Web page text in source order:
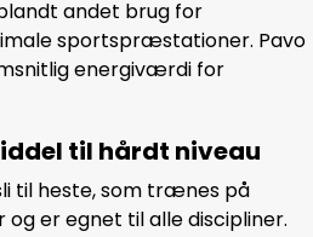
andet brug for
sportspræstationer. Pavo
energiværdi for
til hårdt niveau
til heste, som trænes på
er egnet til alle discipliner.